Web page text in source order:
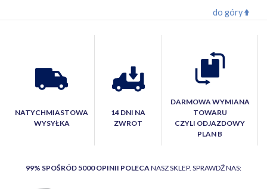
do góry
NATYCHMIASTOWA
WYSYŁKA
14 DNI NA
ZWROT
DARMOWA WYMIANA
TOWARU
CZYLI ODJAZDOWY
PLAN B
99% SPOŚRÓD 5000 OPINII POLECANASZ SKLEP. SPRAWDŹ NAS: